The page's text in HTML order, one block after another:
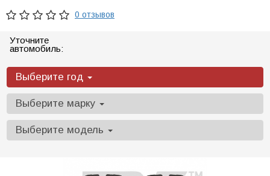
0 отзывов
Уточните
автомобиль:
Выберите год
Выберите марку
Выберите модель